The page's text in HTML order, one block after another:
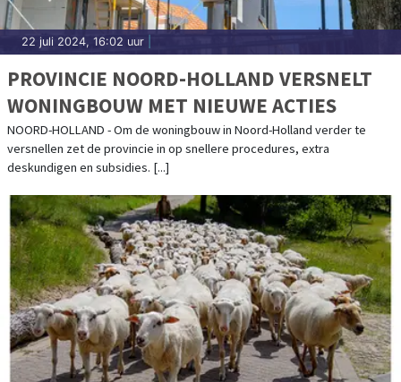
22 juli 2024, 16:02 uur
PROVINCIE NOORD-HOLLAND VERSNELT
WONINGBOUW MET NIEUWE ACTIES
NOORD-HOLLAND - Om de woningbouw in Noord-Holland verder te
versnellen zet de provincie in op snellere procedures, extra
deskundigen en subsidies. [...]